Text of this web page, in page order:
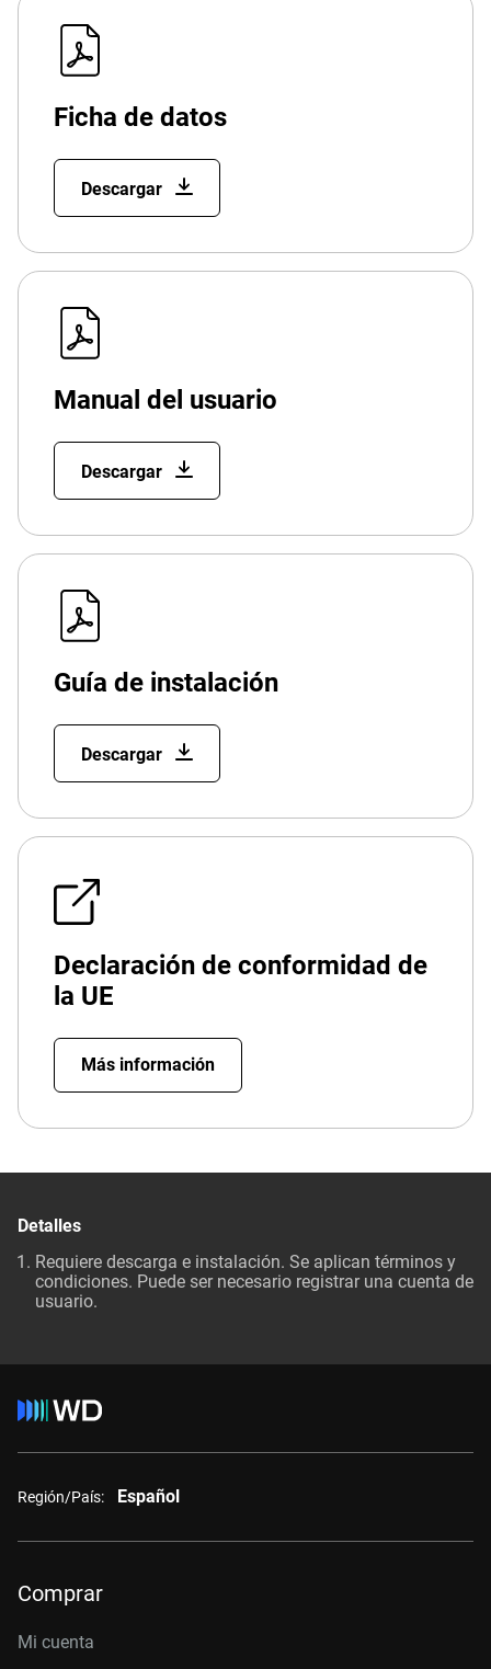
Ficha de datos
Descargar
Manual del usuario
Descargar
Guía de instalación
Descargar
Declaración de conformidad de
la UE
Más información
Detalles
Requiere descarga e instalación. Se aplican términos y
condiciones. Puede ser necesario registrar una cuenta de
usuario.
Región/País: Español
Comprar
Mi cuenta